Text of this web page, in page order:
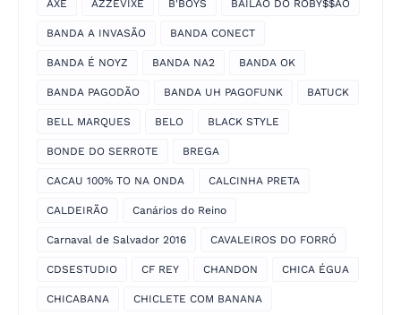
AXÉ AZZEVIXE B'BOYS BAILÃO DO ROBY$$ÃO
BANDA A INVASÃO BANDA CONECT
BANDA É NOYZ BANDA NA2 BANDA OK
BANDA PAGODÃO BANDA UH PAGOFUNK BATUCK
BELL MARQUES BELO BLACK STYLE
BONDE DO SERROTE BREGA
CACAU 100% TO NA ONDA CALCINHA PRETA
CALDEIRÃO Canários do Reino
Carnaval de Salvador 2016 CAVALEIROS DO FORRÓ
CDSESTUDIO CF REY CHANDON CHICA ÉGUA
CHICABANA CHICLETE COM BANANA